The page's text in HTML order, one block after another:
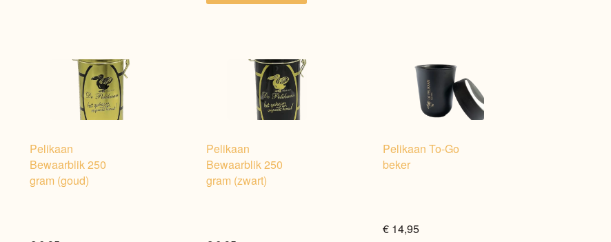
Pelikaan
Bewaarblik 250
gram (goud)
Pelikaan
Bewaarblik 250
gram (zwart)
Pelikaan To-Go
beker
€ 14,95